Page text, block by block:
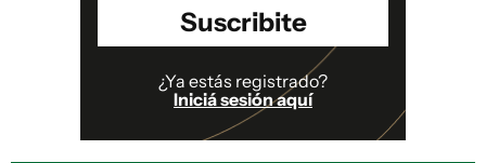
Suscribite
¿Ya estás registrado?
Iniciá sesión aquí